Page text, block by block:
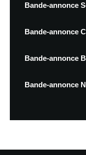
Bande-annonce
Bande-annonce
Bande-annonce
Bande-annonce